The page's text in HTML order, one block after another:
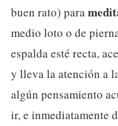
buen rato) para
medio loto o de
espalda esté recta,
y lleva la atención a
algún pensamiento
ir, e inmediatamente